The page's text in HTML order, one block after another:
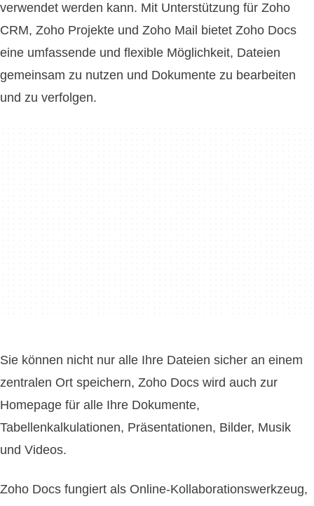
verwendet werden kann. Mit Unterstützung für Zoho
CRM, Zoho Projekte und Zoho Mail bietet Zoho Docs
eine umfassende und flexible Möglichkeit, Dateien
gemeinsam zu nutzen und Dokumente zu bearbeiten
und zu verfolgen.
Sie können nicht nur alle Ihre Dateien sicher an einem
zentralen Ort speichern, Zoho Docs wird auch zur
Homepage für alle Ihre Dokumente,
Tabellenkalkulationen, Präsentationen, Bilder, Musik
und Videos.
Zoho Docs fungiert als Online-Kollaborationswerkzeug,